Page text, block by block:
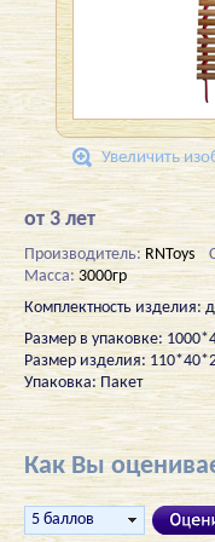
Увеличить
от 3 лет
Производитель: RNToys
Масса: 3000гр
Комплектность изделия:
Размер в упаковке:
Размер изделия:
Упаковка: Пакет
Как Вы